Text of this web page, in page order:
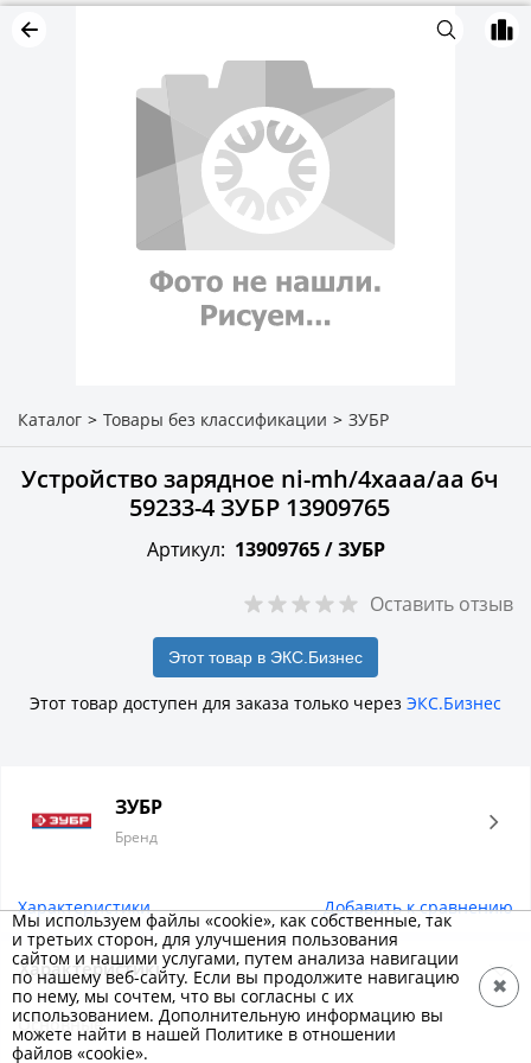
Каталог > Товары без классификации > ЗУБР
Устройство зарядное ni-mh/4хааа/аа 6ч
59233-4 ЗУБР 13909765
Артикул: 13909765 /ЗУБР
Оставить отзыв
Этот товар в ЭКС.Бизнес
Этот товар доступен для заказа только через ЭКС.Бизнес
ЗУБР
Бренд
Характеристики Добавить к сравнению
Характеристики
Основные
Мы используем файлы «cookie», как собственные, так
и третьих сторон, для улучшения пользования
сайтом и нашими услугами, путем анализа навигации
по нашему веб-сайту. Если вы продолжите навигацию
по нему, мы сочтем, что вы согласны с их
использованием. Дополнительную информацию вы
можете найти в нашей Политике в отношении
файлов «cookie».
✖